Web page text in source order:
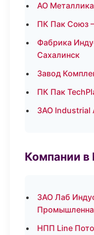
АО
ПК Пак Союз
Фабрика
Сахалинск
Завод
ПК Пак
ЗАО Industrial
Компании в
ЗАО Лаб
НПП Line